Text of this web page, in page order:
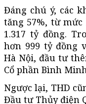
Đáng chú ý, các
tăng 57%, từ
1.317 tỷ đồng.
hơn 999 tỷ đồng
Hà Nội, đầu tư
Cổ phần Bình
Ngược lại, THD
Đầu tư Thủy điện